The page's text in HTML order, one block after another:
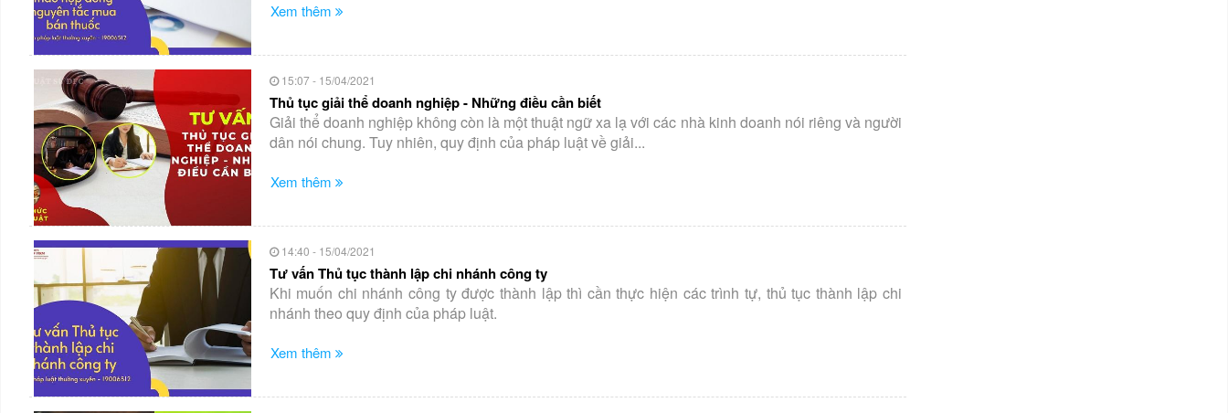
Xem thêm
15:07 - 15/04/2021
Thủ tục giải thể doanh nghiệp - Những điều cần biết
Giải thể doanh nghiệp không còn là một thuật ngữ xa lạ với các nhà kinh doanh nói riêng và người
dân nói chung. Tuy nhiên, quy định của pháp luật về giải...
Xem thêm
14:40 - 15/04/2021
Tư vấn Thủ tục thành lập chi nhánh công ty
Khi muốn chi nhánh công ty được thành lập thì cần thực hiện các trình tự, thủ tục thành lập chi
nhánh theo quy định của pháp luật.
Xem thêm